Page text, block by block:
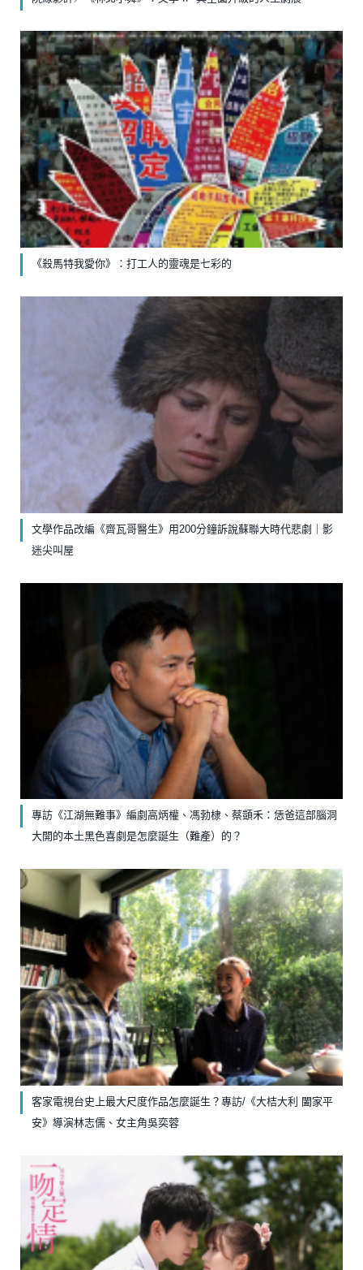
《殺馬特我愛你》：打工人的靈魂是七彩的
文學作品改編《齊瓦哥醫生》￼用200分鐘訴說蘇聯大時代悲劇｜影
迷尖叫屋
專訪《江湖無難事》編劇高炳權、馮勃棣、蔡顗禾：恁爸這部腦洞
大開的本土黑色喜劇是怎麼誕生（難產）的？
客家電視台史上最大尺度作品怎麼誕生？專訪/《大桔大利 闔家平
安》導演林志儒、女主角吳奕蓉